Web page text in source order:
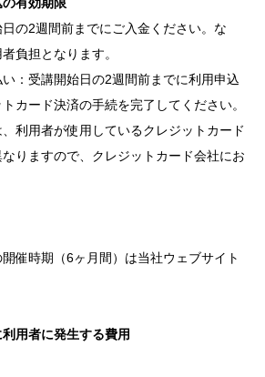
の2週間前までにご入金ください。な
負担となります。
：受講開始日の2週間前までに利用申込
カード決済の手続を完了してください。
利用者が使用しているクレジットカード
りますので、クレジットカード会社にお
催時期（6ヶ月間）は当社ウェブサイト
用者に発生する費用